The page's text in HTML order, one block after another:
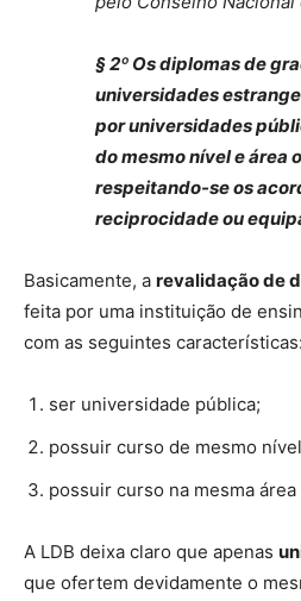
§ 2º Os diplomas de
universidades
por universidades
do mesmo nível e área
respeitando-se os
reciprocidade ou
Basicamente, a revalidação de
feita por uma instituição de
com as seguintes características:
ser universidade pública;
possuir curso de mesmo
possuir curso na mesma
A LDB deixa claro que apenas
que ofertem devidamente o